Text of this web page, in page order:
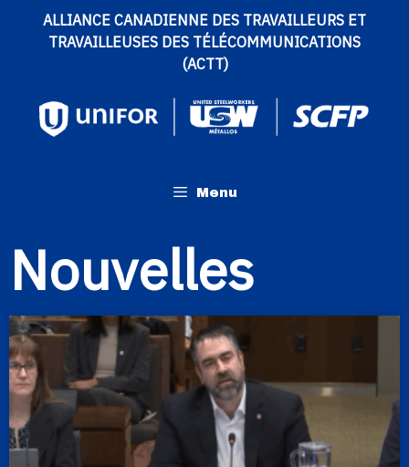
ALLIANCE CANADIENNE DES TRAVAILLEURS ET
TRAVAILLEUSES DES TÉLÉCOMMUNICATIONS
(ACTT)
Menu
Nouvelles